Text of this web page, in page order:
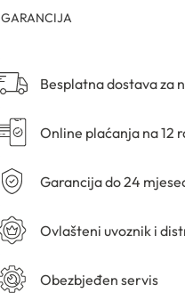
GARANCIJA
Besplatna dostava za
Online plaćanja na 12
Garancija do 24
Ovlašteni uvoznik i
Obezbjeđen servis